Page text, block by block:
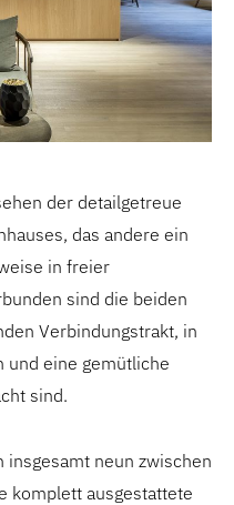
der detailgetreue
das andere ein
in freier
sind die beiden
Verbindungstrakt, in
und eine gemütliche
sind.
neun zwischen
komplett ausgestattete